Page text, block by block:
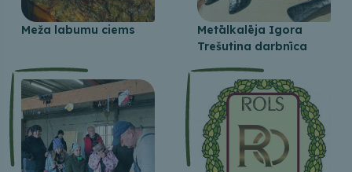
Meža labumu ciems
Metālkalēja Igora
Trešutina darbnīca